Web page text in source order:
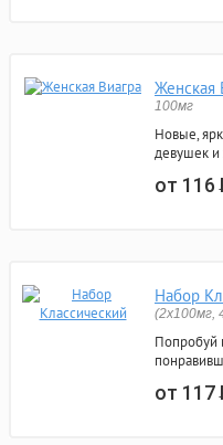
Женская
100мг
Новые,
девушек
от 116
Набор
(2x100мг,
Попробуй
от 117